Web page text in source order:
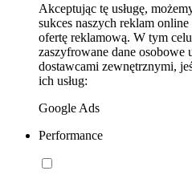
Akceptując tę usługę,
sukces naszych reklam
ofertę reklamową. W tym
zaszyfrowane dane
dostawcami zewnętrznymi,
ich usług:
Google Ads
Performance